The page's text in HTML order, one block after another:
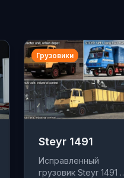
Грузовики
Steyr 1491
Исправленный
грузовик Steyr 1491 с